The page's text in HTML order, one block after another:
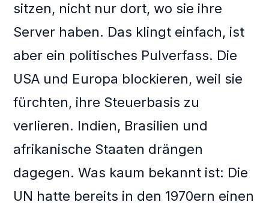
sitzen, nicht nur dort, wo sie ihre
Server haben. Das klingt einfach, ist
aber ein politisches Pulverfass. Die
USA und Europa blockieren, weil sie
fürchten, ihre Steuerbasis zu
verlieren. Indien, Brasilien und
afrikanische Staaten drängen
dagegen. Was kaum bekannt ist: Die
UN hatte bereits in den 1970ern einen